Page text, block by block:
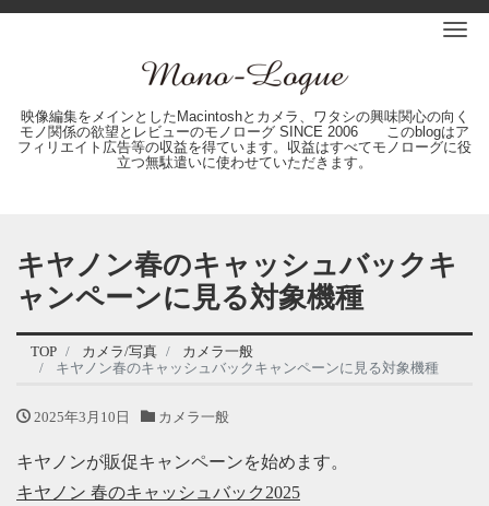
映像編集をメインとしたMacintoshとカメラ、ワタシの興味関心の向く
モノ関係の欲望とレビューのモノローグ SINCE 2006 このblogはア
フィリエイト広告等の収益を得ています。収益はすべてモノローグに役
立つ無駄遣いに使わせていただきます。
キヤノン春のキャッシュバックキ
ャンペーンに見る対象機種
TOP カメラ/写真
カメラ一般
キヤノン春のキャッシュバックキャンペーンに見る対象機種
2025年3月10日 カメラ一般
キヤノンが販促キャンペーンを始めます。
キヤノン 春のキャッシュバック2025